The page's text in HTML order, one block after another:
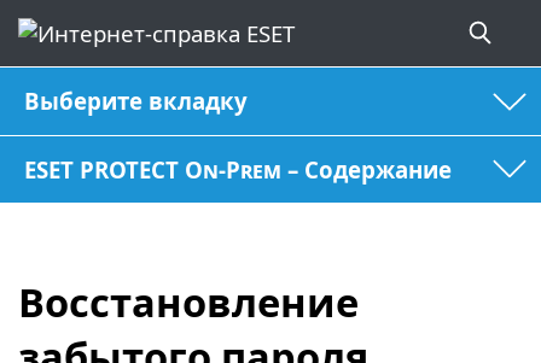
Выберите вкладку
ESET PROTECT On-Prem – Содержание
Восстановление